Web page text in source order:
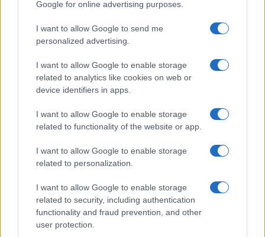
Google for online advertising purposes.
I want to allow Google to send me
personalized advertising.
I want to allow Google to enable storage
related to analytics like cookies on web or
device identifiers in apps.
I want to allow Google to enable storage
related to functionality of the website or app.
I want to allow Google to enable storage
related to personalization.
I want to allow Google to enable storage
related to security, including authentication
functionality and fraud prevention, and other
user protection.
Προηγούμενο άρθρο
Νέο Audi Α3: ψηφιακό και στο
ανάπτυξη – κερδοφορία
ΠΑΡΟΜΟΙΑ ΑΡΘΡΑ
ΠΕΡΙΣΣΟΤΕΡΑ ΑΠΟ ΤΟΝ ΔΗΜΙΟΥΡΓΟ
Νέα δεδομένα κόστους υπέρ